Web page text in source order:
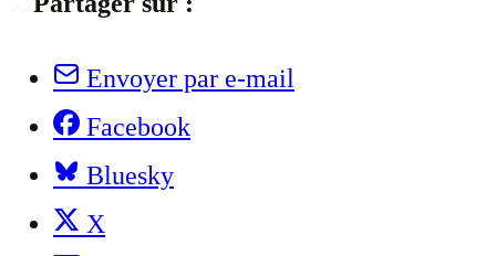
Envoyer par e-mail
Facebook
Bluesky
X